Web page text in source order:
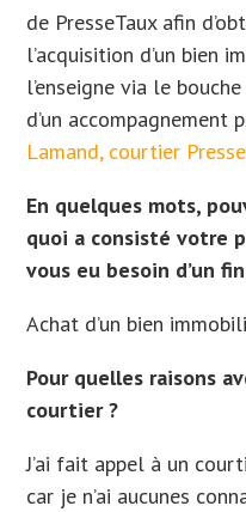
de PresseTaux afin
l’acquisition d’un bien
l’enseigne via le
d’un accompagnement
Lamand, courtier
En quelques mots,
quoi a consisté votre
vous eu besoin d’un
Achat d’un bien
Pour quelles raisons
courtier ?
J’ai fait appel à un
car je n’ai aucunes